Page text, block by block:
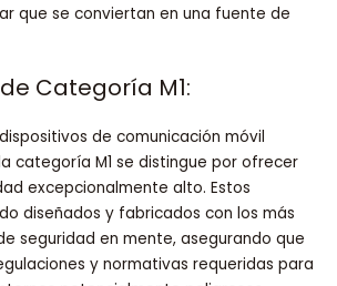
que se conviertan en una fuente de
Categoría M1:
de comunicación móvil
categoría M1 se distingue por ofrecer
excepcionalmente alto. Estos
diseñados y fabricados con los más
seguridad en mente, asegurando que
y normativas requeridas para